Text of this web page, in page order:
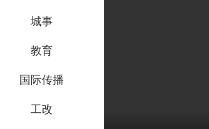
城事
教育
国际传播
工改